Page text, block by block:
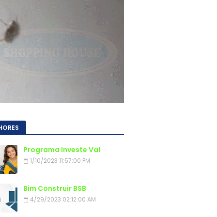
Programa Investe Val
1/10/2023 11:57:00 PM
Bim Construir BSB
4/29/2023 02:12:00 AM